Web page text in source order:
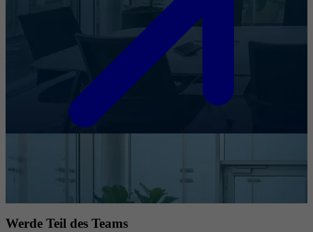
Werde Teil des Teams